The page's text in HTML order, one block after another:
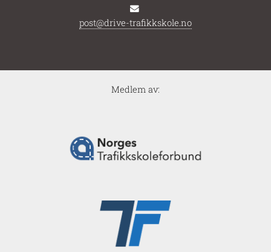
post@drive-trafikkskole.no
Medlem av: